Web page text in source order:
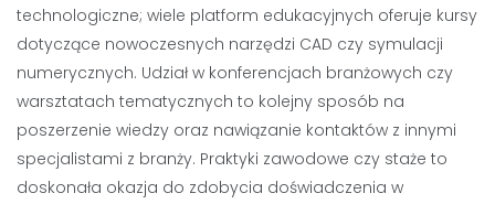
technologiczne; wiele platform edukacyjnych oferuje kursy
dotyczące nowoczesnych narzędzi CAD czy symulacji
numerycznych. Udział w konferencjach branżowych czy
warsztatach tematycznych to kolejny sposób na
poszerzenie wiedzy oraz nawiązanie kontaktów z innymi
specjalistami z branży. Praktyki zawodowe czy staże to
doskonała okazja do zdobycia doświadczenia w